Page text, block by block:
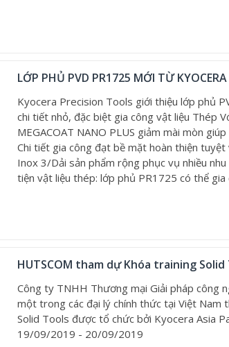
LỚP PHỦ PVD PR1725 MỚI TỪ
Kyocera Precision Tools giới thiệu lớp phủ
chi tiết nhỏ, đặc biệt gia công vật liệu Thép
MEGACOAT NANO PLUS giảm mài mòn
Chi tiết gia công đạt bề mặt hoàn thiện
Inox 3/Dải sản phẩm rộng phục vụ nhiều
tiện vật liệu thép: lớp phủ PR1725 có thể
HUTSCOM tham dự Khóa training
Công ty TNHH Thương mại Giải pháp công
một trong các đại lý chính thức tại Việt Nam
Solid Tools được tổ chức bởi Kyocera Asia
19/09/2019 - 20/09/2019